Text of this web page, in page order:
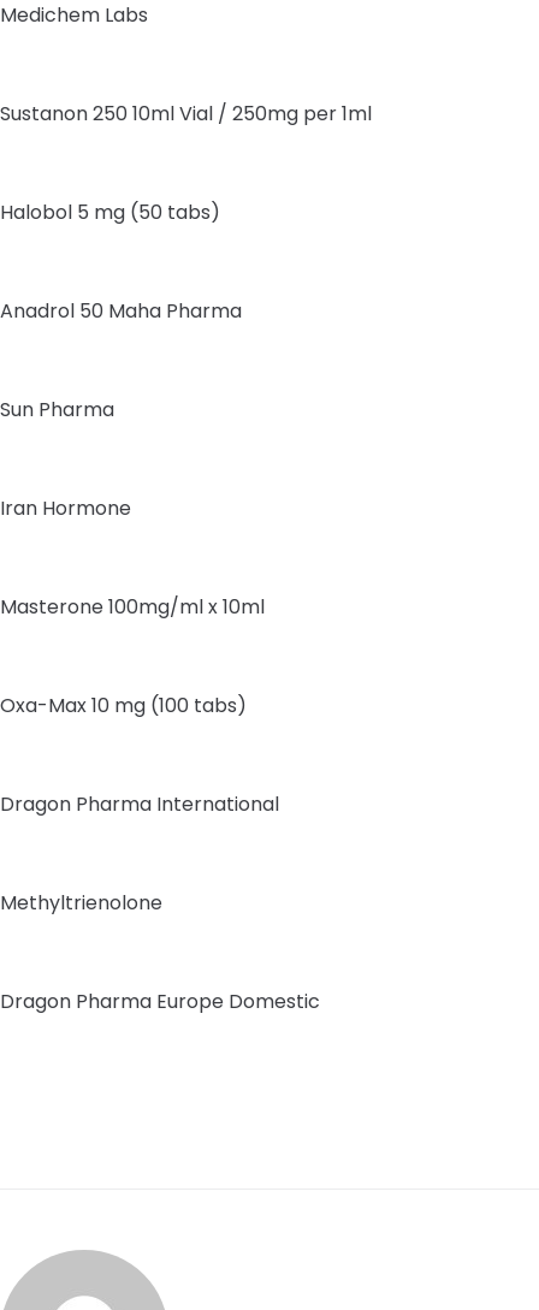
Medichem Labs
Sustanon 250 10ml Vial / 250mg per 1ml
Halobol 5 mg (50 tabs)
Anadrol 50 Maha Pharma
Sun Pharma
Iran Hormone
Masterone 100mg/ml x 10ml
Oxa-Max 10 mg (100 tabs)
Dragon Pharma International
Methyltrienolone
Dragon Pharma Europe Domestic